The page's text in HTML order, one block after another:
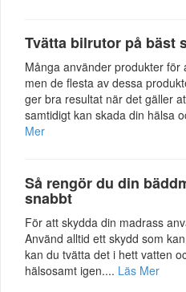
Tvätta bilrutor på bäst
Många använder produkter för
men de flesta av dessa
ger bra resultat när det gäller
samtidigt kan skada din hälsa
Mer
Så rengör du din
snabbt
För att skydda din madrass
Använd alltid ett skydd som
kan du tvätta det i hett vatten
hälsosamt igen.... Läs Mer